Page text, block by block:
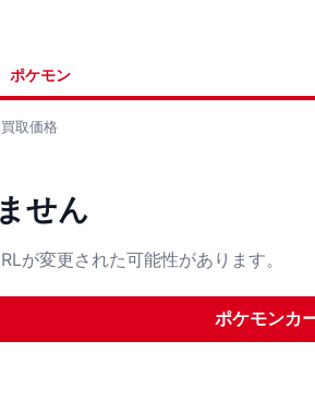
ポケモン
買取価格
せん
が変更された可能性があります。
ポケモンカ